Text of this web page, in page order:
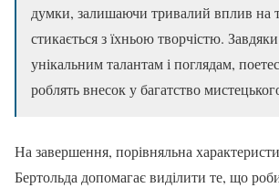
думки, залишаючи тривалий вплив на
стикається з їхньою творчістю.
унікальним талантам і поглядам,
роблять внесок у багатство
На завершення, порівняльна
Бертольда допомагає виділити те, що